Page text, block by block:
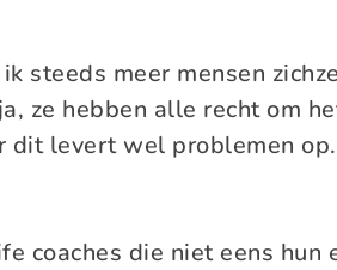
steeds meer mensen
ja, ze hebben alle recht om
dit levert wel problemen op.
coaches die niet eens